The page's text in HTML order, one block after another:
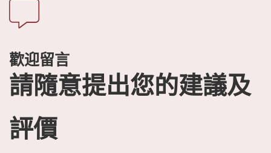
歡迎留言
請隨意提出您的建議及
評價